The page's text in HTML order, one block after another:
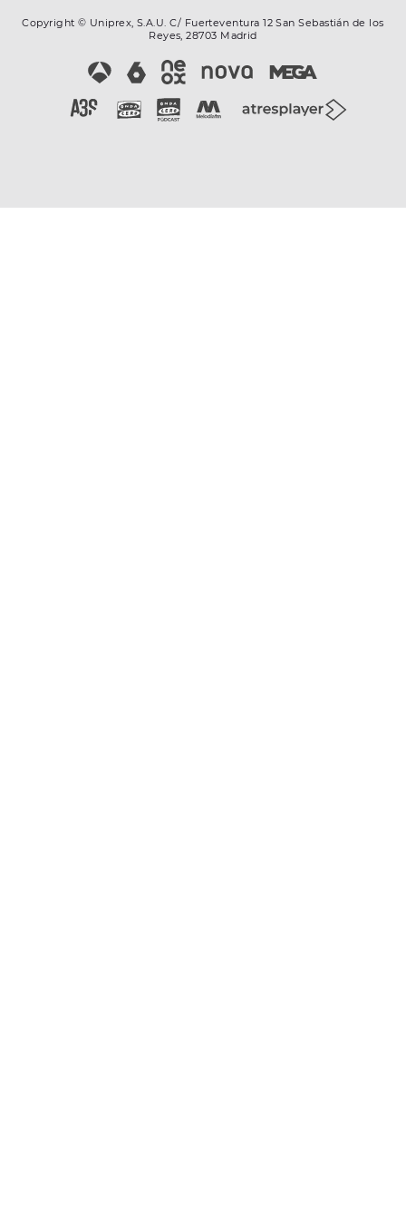
Copyright © Uniprex, S.A.U. C/ Fuerteventura 12 San Sebastián de los
Reyes, 28703 Madrid